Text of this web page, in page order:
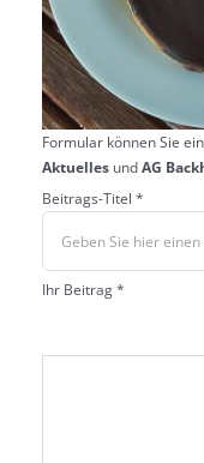
Formular können Sie
Aktuelles undAG
Beitrags-Titel *
Ihr Beitrag *